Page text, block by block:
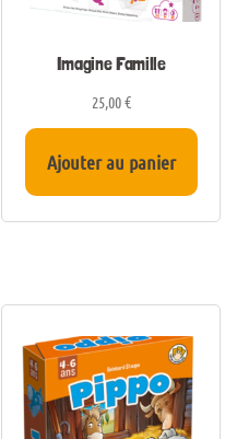
Imagine Famille
25,00€
Ajouter au panier